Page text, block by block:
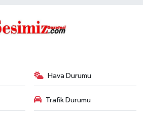
Hava Durumu
Trafik Durumu